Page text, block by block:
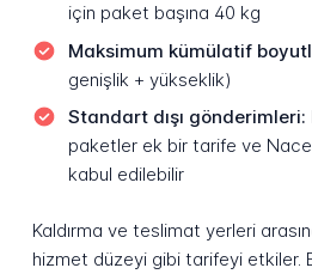
için paket başına 40 kg
Maksimum kümülatif
genişlik + yükseklik)
Standart dışı gönderimleri:
paketler ek bir tarife ve
kabul edilebilir
Kaldırma ve teslimat yerleri
hizmet düzeyi gibi tarifeyi etkiler.